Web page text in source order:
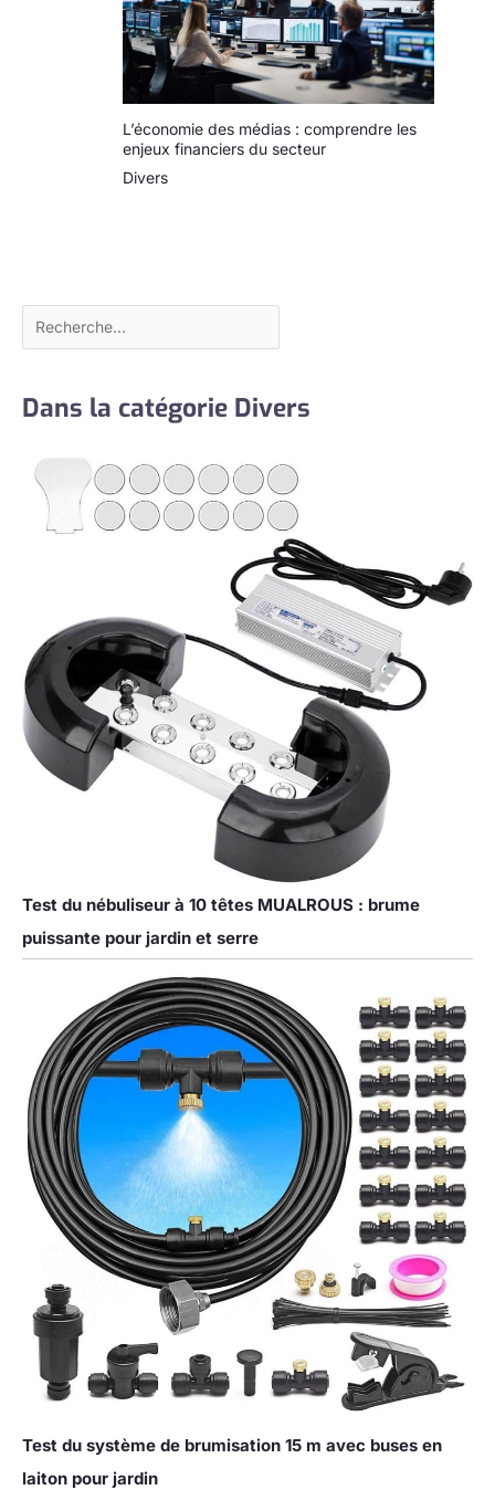
L’économie des médias : comprendre les
enjeux financiers du secteur
Divers
Dans la catégorie Divers
Test du nébuliseur à 10 têtes MUALROUS : brume
puissante pour jardin et serre
Test du système de brumisation 15 m avec buses en
laiton pour jardin